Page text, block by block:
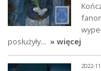
posłużyły… » więcej
2022-